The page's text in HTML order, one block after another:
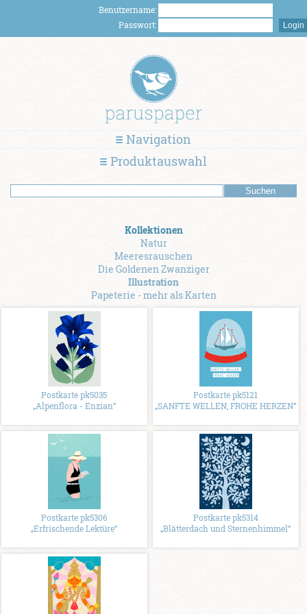
Benutzername:
Passwort:
Navigation
Produktauswahl
Kollektionen
Natur
Meeresrauschen
Die Goldenen Zwanziger
Illustration
Papeterie - mehr als Karten
Postkarte pk5035
„Alpenflora - Enzian“
Postkarte pk5121
„SANFTE WELLEN, FROHE HERZEN“
Postkarte pk5306
„Erfrischende Lektüre“
Postkarte pk5314
„Blätterdach und Sternenhimmel“